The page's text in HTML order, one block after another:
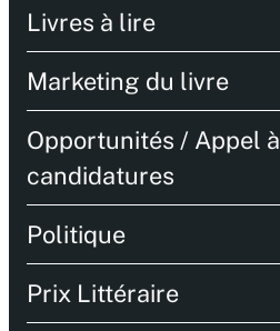
Livres à lire
Marketing du livre
Opportunités / Appel à
candidatures
Politique
Prix Littéraire